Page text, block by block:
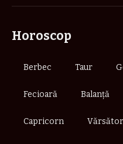
Horoscop
Berbec Taur
Fecioară Balanță
Capricorn Vărsător